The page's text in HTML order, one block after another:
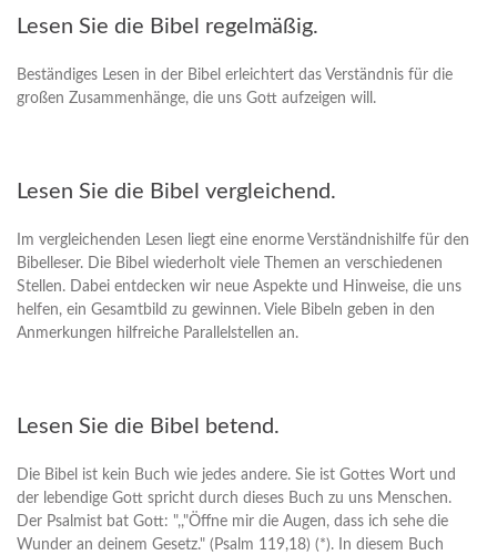
Lesen Sie die Bibel regelmäßig.
Beständiges Lesen in der Bibel erleichtert das Verständnis für die
großen Zusammenhänge, die uns Gott aufzeigen will.
Lesen Sie die Bibel vergleichend.
Im vergleichenden Lesen liegt eine enorme Verständnishilfe für den
Bibelleser. Die Bibel wiederholt viele Themen an verschiedenen
Stellen. Dabei entdecken wir neue Aspekte und Hinweise, die uns
helfen, ein Gesamtbild zu gewinnen. Viele Bibeln geben in den
Anmerkungen hilfreiche Parallelstellen an.
Lesen Sie die Bibel betend.
Die Bibel ist kein Buch wie jedes andere. Sie ist Gottes Wort und
der lebendige Gott spricht durch dieses Buch zu uns Menschen.
Der Psalmist bat Gott: ",,"Öffne mir die Augen, dass ich sehe die
Wunder an deinem Gesetz." (Psalm 119,18) (*). In diesem Buch